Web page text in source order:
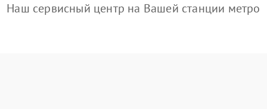
Наш сервисный центр на Вашей станции метро